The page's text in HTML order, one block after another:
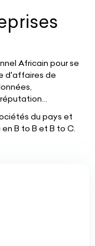
Africain pour se
d'affaires de
du pays et
B to B et B to C.